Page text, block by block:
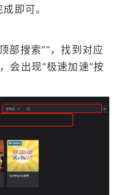
即可。
部搜索“”，找到对应
会出现“极速加速”按